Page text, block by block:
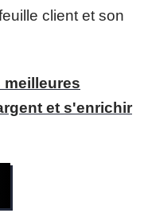
client et son
meilleures
et s'enrichir